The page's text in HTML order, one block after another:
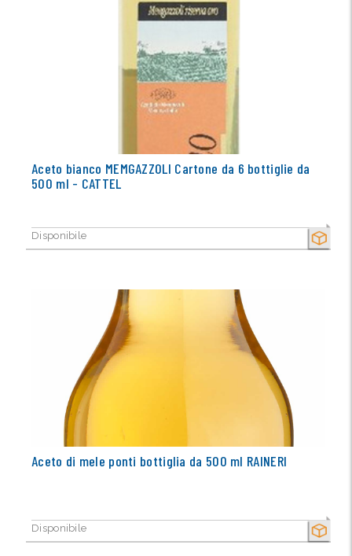
SECCO
Aceto bianco MEMGAZZOLI Cartone da 6 bottiglie da
500 ml - CATTEL
Disponibile
SECCO
Aceto di mele ponti bottiglia da 500 ml RAINERI
Disponibile